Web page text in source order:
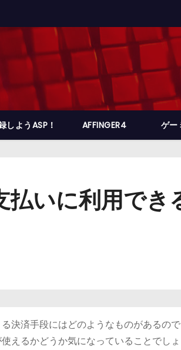
しようASP！ AFFINGER4 ゲー
いに利用でき
決済手段にはどのようなものがあるの
えるかどうか気になっていることでしょ